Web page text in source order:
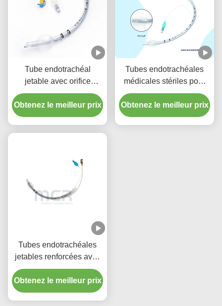
Tube endotrachéal
jetable avec orifice
d'aspiration - PVC
transparent sans DEHP
pour une garantie de
Obtenez le meilleur prix
Tubes endotrachéales
médicales stériles pour
toutes les tailles avec CE
ISO
Obtenez le meilleur prix
Tubes endotrachéales
jetables renforcées avec
port d'aspiration micro-
mince menotté en PU
Obtenez le meilleur prix